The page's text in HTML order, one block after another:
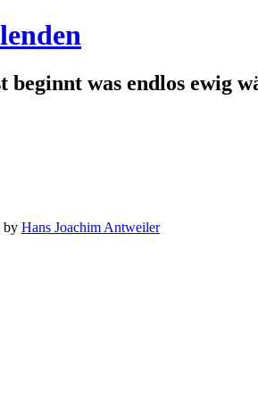
beginnt was endlos ewig
by Hans Joachim Antweiler